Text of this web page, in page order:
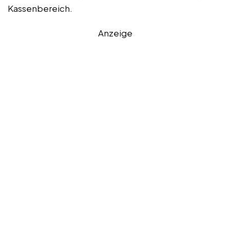
Kassenbereich.
Anzeige